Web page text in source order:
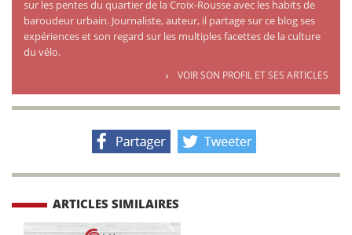
sur les pentes du quartier de la Croix-Rousse avec les habits de
baroudeur urbain. Journaliste, auteur, il partage sur ce blog ses
expériences et son regard sur les multiples facettes de la culture
du vélo.
VOIR SON PROFIL ET SES ARTICLES
ARTICLES SIMILAIRES